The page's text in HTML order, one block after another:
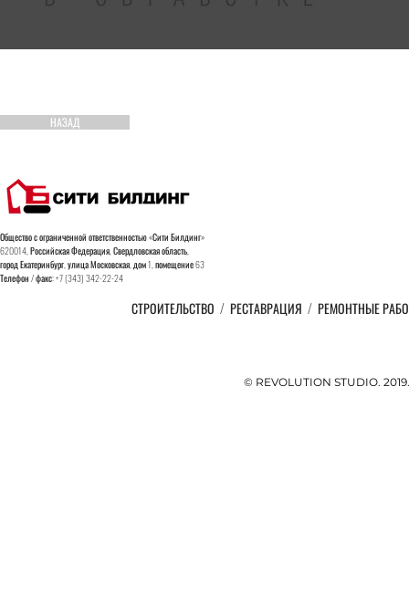
НАЗАД
Общество с ограниченной ответственностью «Сити Билдинг»
620014, Российская Федерация, Свердловская область,
городЕкатеринбург, улица Московская, дом 1, помещение 63
Телефон / факс: +7 (343) 342-22-24
СТРОИТЕЛЬСТВО / РЕСТАВРАЦИЯ /РЕМОНТНЫЕ
© REVOLUTION STUDIO.